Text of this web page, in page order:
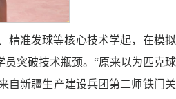
精准发球等核心技术学起，在模
突破技术瓶颈。“原来以为匹克
自新疆生产建设兵团第二师铁门